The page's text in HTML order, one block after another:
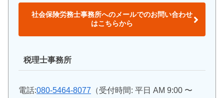
社会保険労務士事務所へのメールでのお問い合わせ
はこちらから
税理士事務所
電話:080-5464-8077 （受付時間: 平日 AM 9:00 〜